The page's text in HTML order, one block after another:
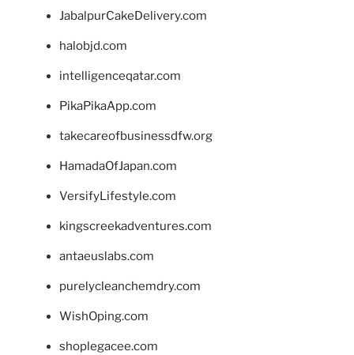
JabalpurCakeDelivery.com
halobjd.com
intelligenceqatar.com
PikaPikaApp.com
takecareofbusinessdfw.org
HamadaOfJapan.com
VersifyLifestyle.com
kingscreekadventures.com
antaeuslabs.com
purelycleanchemdry.com
WishOping.com
shoplegacee.com